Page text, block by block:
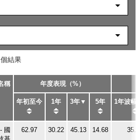
個結果
稱 年度表現（%）
年初至今 1年 3年 5年 1年波
國
62.97 30.22 45.13 14.68